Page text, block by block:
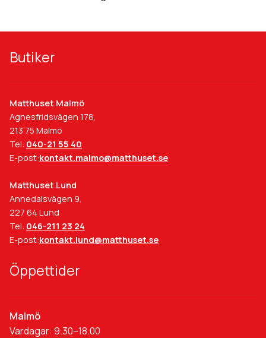
ca 5-7 arbetsdagar. Produktprover på denna kollektion finns
Butiker
Matthuset Malmö
Agnesfridsvägen 178,
213 75 Malmö
Tel: 040-21 55 40
E-post:kontakt.malmo@matthuset.se
Matthuset Lund
Annedalsvägen 9,
227 64 Lund
Tel: 046-211 23 24
E-post:kontakt.lund@matthuset.se
Öppettider
Malmö
Vardagar: 9.30–18.00